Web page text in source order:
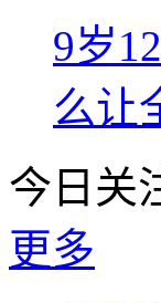
9岁
么让
今日关
更多